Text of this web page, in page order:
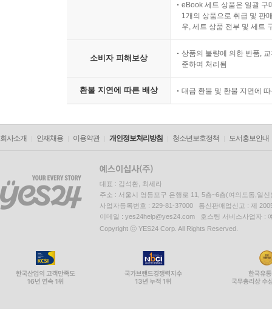
eBook 세트 상품은 일괄 구
1개의 상품으로 취급 및 판
우, 세트 상품 전부 및 세트
소비자 피해보상
상품의 불량에 의한 반품,
준하여 처리됨
환불 지연에 따른 배상 대금 환불 및 환불 지연에
회사소개 인재채용 이용약관 개인정보처리방침 청소년보호정책 도서홍보안내
대표 : 김석환, 최세라
주소 : 서울시 영등포구 은행로 11, 5층~6층(여의도동,일신
사업자등록번호 : 229-81-37000 통신판매업신고 : 제
이메일 : yes24help@yes24.com 호스팅 서비스사업자 :
Copyright ⓒ YES24 Corp. All Rights Reserved.